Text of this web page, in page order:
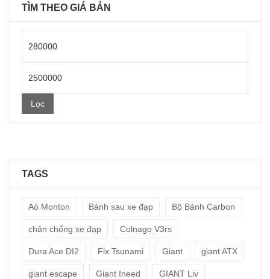
TÌM THEO GIÁ BÁN
nhất
cao
nhất
Lọc
TAGS
Aó Monton Bánh sau xe đạp Bộ Bánh Carbon
chân chống xe đạp Colnago V3rs
Dura Ace DI2 Fix Tsunami Giant giant ATX
giant escape Giant Ineed GIANT Liv